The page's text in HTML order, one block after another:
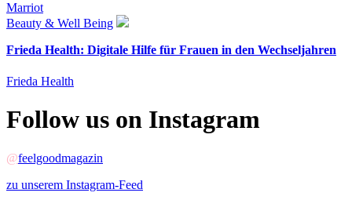
Marriot
Beauty & Well Being
Frieda Health: Digitale Hilfe für Frauen in den Wechseljahren
Frieda Health
Follow us on Instagram
@feelgoodmagazin
zu unserem Instagram-Feed